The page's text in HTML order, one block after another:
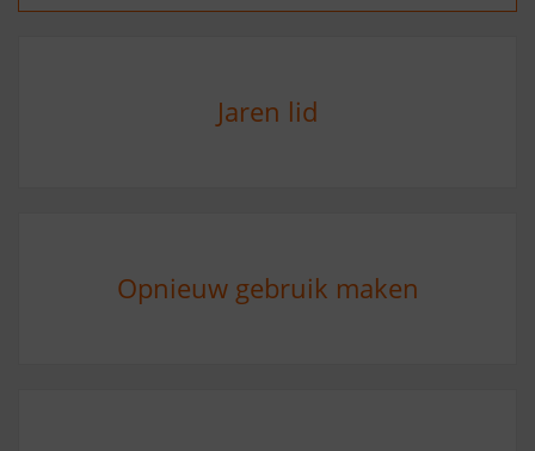
Jaren lid
Opnieuw gebruik maken